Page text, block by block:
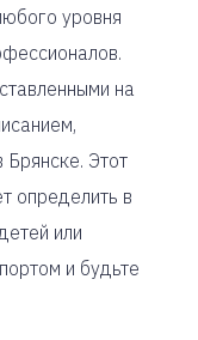
уровня
на
Этот
определить в
или
и будьте